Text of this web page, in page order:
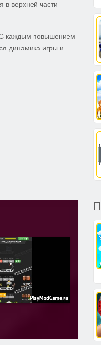
в верхней части
С каждым повышением
динамика игры и